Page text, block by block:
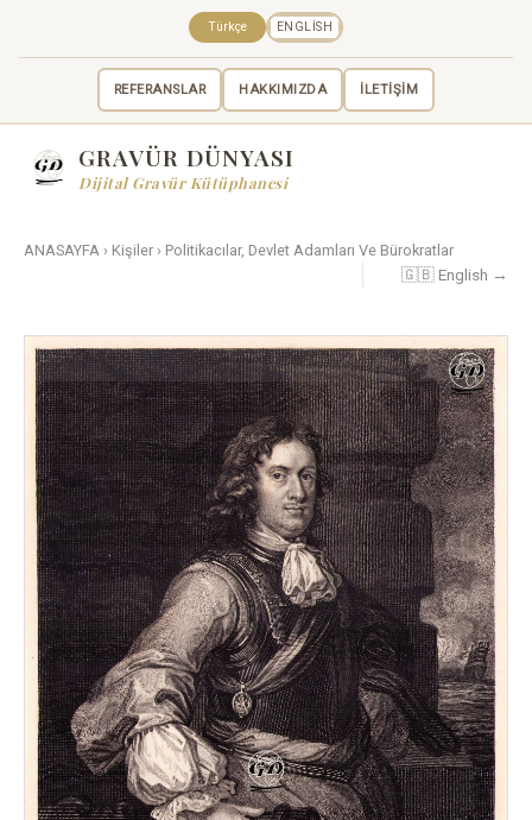
REFERANSLAR HAKKIMIZDA İLETİŞİM
Türkçe ENGLISH
GRAVÜR DÜNYASI
Dijital Gravür Kütüphanesi
ANASAYFA › Kişiler › Politikacılar, Devlet Adamları Ve Bürokratlar
🇬🇧 English →